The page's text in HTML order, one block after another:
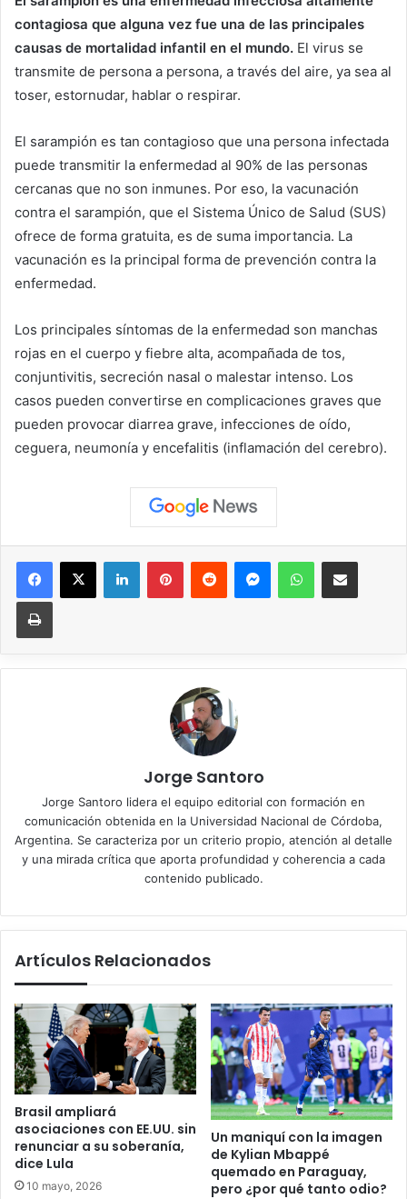
contagiosa que alguna vez fue una de las principales
causas de mortalidad infantil en el mundo. El virus se
transmite de persona a persona, a través del aire, ya sea al
toser, estornudar, hablar o respirar.
El sarampión es tan contagioso que una persona infectada
puede transmitir la enfermedad al 90% de las personas
cercanas que no son inmunes. Por eso, la vacunación
contra el sarampión, que el Sistema Único de Salud (SUS)
ofrece de forma gratuita, es de suma importancia. La
vacunación es la principal forma de prevención contra la
enfermedad.
Los principales síntomas de la enfermedad son manchas
rojas en el cuerpo y fiebre alta, acompañada de tos,
conjuntivitis, secreción nasal o malestar intenso. Los
casos pueden convertirse en complicaciones graves que
pueden provocar diarrea grave, infecciones de oído,
ceguera, neumonía y encefalitis (inflamación del cerebro).
Facebook
X LinkedInPinterestReddit MessengerWhatsAppCompartir vía correo
Imprimir
Jorge Santoro
Jorge Santoro lidera el equipo editorial con formación en
comunicación obtenida en la Universidad Nacional de Córdoba,
Argentina. Se caracteriza por un criterio propio, atención al detalle
y una mirada crítica que aporta profundidad y coherencia a cada
contenido publicado.
Artículos Relacionados
Brasil ampliará
asociaciones con EE.UU. sin
renunciar a su soberanía,
dice Lula
10 mayo, 2026
Un maniquí con la imagen
de Kylian Mbappé
quemado en Paraguay,
pero ¿por qué tanto odio?